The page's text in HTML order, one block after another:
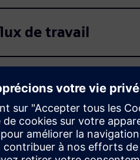
de travail